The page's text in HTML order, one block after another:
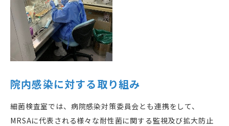
院内感染に対する取り組み
細菌検査室では、病院感染対策委員会とも連携をして、
MRSAに代表される様々な耐性菌に関する監視及び拡大防止